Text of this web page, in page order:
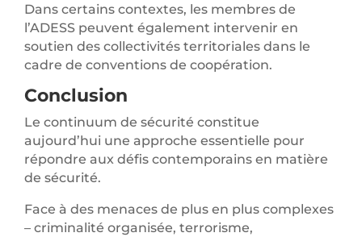
Dans certains contextes, les membres de
l’ADESS peuvent également intervenir en
soutien des collectivités territoriales dans le
cadre de conventions de coopération.
Conclusion
Le continuum de sécurité constitue
aujourd’hui une approche essentielle pour
répondre aux défis contemporains en matière
de sécurité.
Face à des menaces de plus en plus complexes
– criminalité organisée, terrorisme,